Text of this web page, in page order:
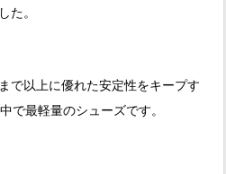
た。
で以上に優れた安定性をキープす
で最軽量のシューズです。